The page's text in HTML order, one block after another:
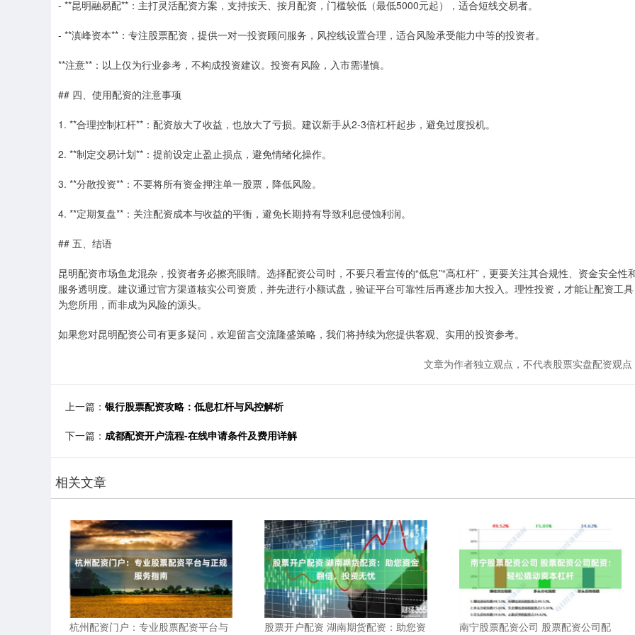
- **昆明融易配**：主打灵活配资方案，支持按天、按月配资，门槛较低（最低5000元起），适合短线交易者。
- **滇峰资本**：专注股票配资，提供一对一投资顾问服务，风控线设置合理，适合风险承受能力中等的投资者。
**注意**：以上仅为行业参考，不构成投资建议。投资有风险，入市需谨慎。
## 四、使用配资的注意事项
1. **合理控制杠杆**：配资放大了收益，也放大了亏损。建议新手从2-3倍杠杆起步，避免过度投机。
2. **制定交易计划**：提前设定止盈止损点，避免情绪化操作。
3. **分散投资**：不要将所有资金押注单一股票，降低风险。
4. **定期复盘**：关注配资成本与收益的平衡，避免长期持有导致利息侵蚀利润。
## 五、结语
昆明配资市场鱼龙混杂，投资者务必擦亮眼睛。选择配资公司时，不要只看宣传的“低息”“高杠杆”，更要关注其合规性、资金安全性
服务透明度。建议通过官方渠道核实公司资质，并先进行小额试盘，验证平台可靠性后再逐步加大投入。理性投资，才能让配资工具
为您所用，而非成为风险的源头。
如果您对昆明配资公司有更多疑问，欢迎留言交流隆盛策略，我们将持续为您提供客观、实用的投资参考。
文章为作者独立观点，不代表股票实盘配资观点
上一篇： 银行股票配资攻略：低息杠杆与风控解析
下一篇： 成都配资开户流程-在线申请条件及费用详解
相关文章
杭州配资门户：专业股票配资平台与
股票开户配资 湖南期货配资：助您资
南宁股票配资公司 股票配资公司配